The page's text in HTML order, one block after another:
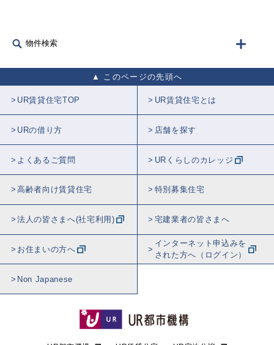
物件検索
このページの先頭へ
UR賃貸住宅TOP UR賃貸住宅とは
URの借り方 店舗を探す
よくあるご質問 URくらしのカレッジ
高齢者向け賃貸住宅 特別募集住宅
法人の皆さまへ(社宅利用) 宅建業者の皆さまへ
お住まいの方へ
インターネット申込みを
された方へ（ログイン）
Non Japanese